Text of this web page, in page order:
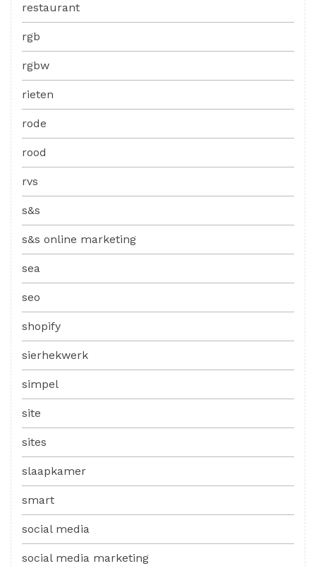
restaurant
rgb
rgbw
rieten
rode
rood
rvs
s&s
s&s online marketing
sea
seo
shopify
sierhekwerk
simpel
site
sites
slaapkamer
smart
social media
social media marketing